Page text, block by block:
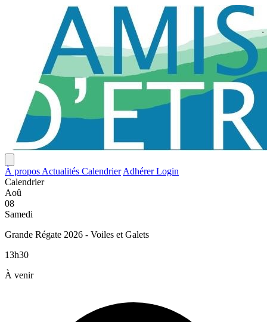
À propos Actualités Calendrier AdhérerLogin
Calendrier
Aoû
08
Samedi
Grande Régate 2026 - Voiles et Galets
13h30
À venir